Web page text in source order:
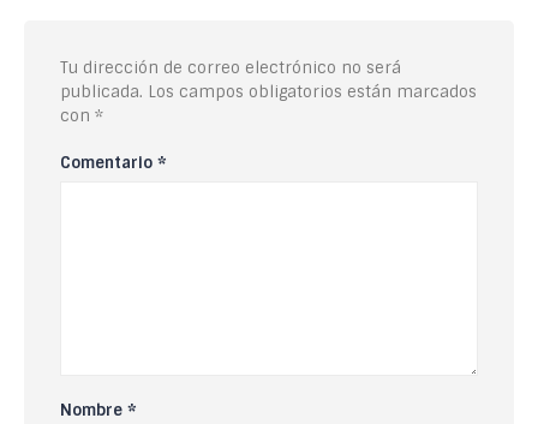
Tu dirección de correo electrónico no será
publicada. Los campos obligatorios están marcados
con *
Comentario *
Nombre *